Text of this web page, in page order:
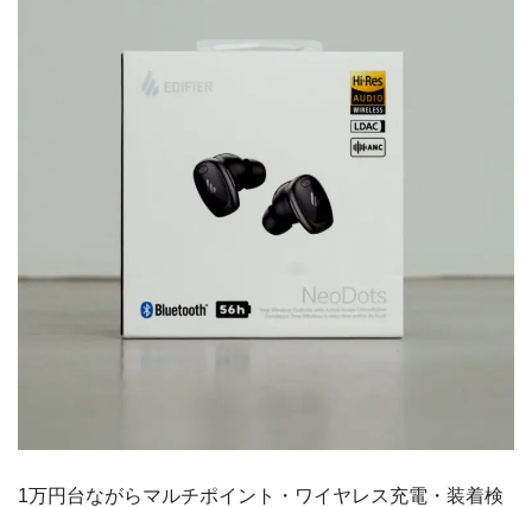
1万円台ながらマルチポイント・ワイヤレス充電・装着検